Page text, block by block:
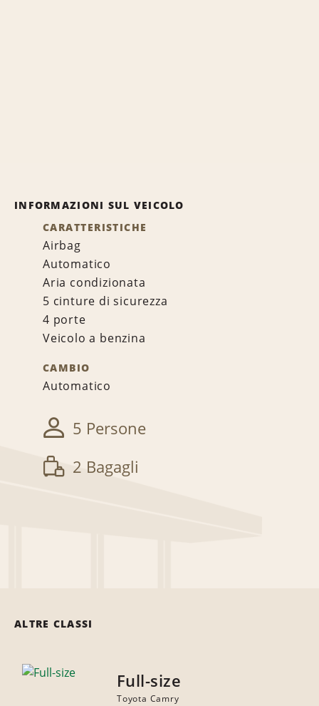
INFORMAZIONI SUL VEICOLO
CARATTERISTICHE
Airbag
Automatico
Aria condizionata
5 cinture di sicurezza
4 porte
Veicolo a benzina
CAMBIO
Automatico
5 Persone
2 Bagagli
ALTRE CLASSI
Full-size
Toyota Camry